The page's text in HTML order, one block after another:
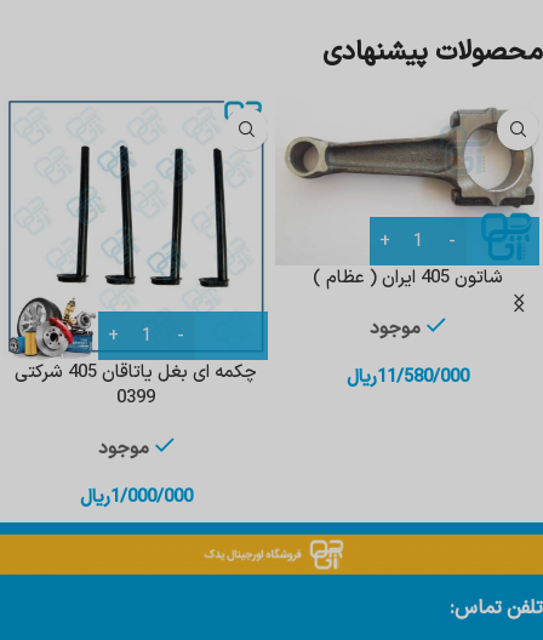
محصولات پیشنهادی
شاتون 405 ایران ( عظام )
موجود
11/580/000ریال
چکمه ای بغل یاتاقان 405 شرکتی
0399
موجود
1/000/000ریال
تلفن تماس: